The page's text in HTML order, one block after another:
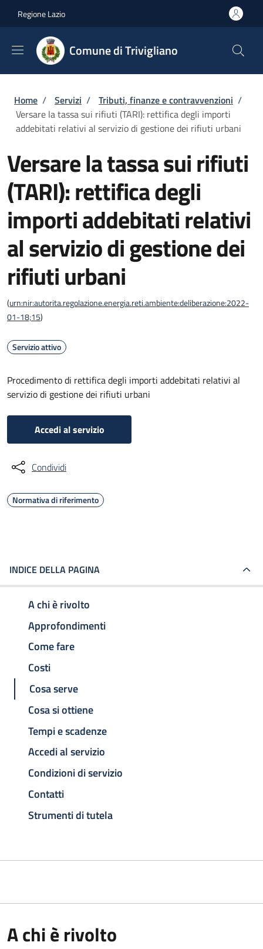
Regione Lazio
Comune di Trivigliano
Briciole di pane
Home / Servizi / Tributi, finanze e contravvenzioni /
Versare la tassa sui rifiuti (TARI): rettifica degli importi
addebitati relativi al servizio di gestione dei rifiuti urbani
Versare la tassa sui rifiuti
(TARI): rettifica degli
importi addebitati relativi
al servizio di gestione dei
rifiuti urbani
(urn:nir:autorita.regolazione.energia.reti.ambiente:deliberazione:2022-
01-18;15)
Servizio attivo
Procedimento di rettifica degli importi addebitati relativi al
servizio di gestione dei rifiuti urbani
Accedi al servizio
Condividi
Normativa di riferimento
INDICE DELLA PAGINA
A chi è rivolto
Approfondimenti
Come fare
Costi
Cosa serve
Cosa si ottiene
Tempi e scadenze
Accedi al servizio
Condizioni di servizio
Contatti
Strumenti di tutela
A chi è rivolto